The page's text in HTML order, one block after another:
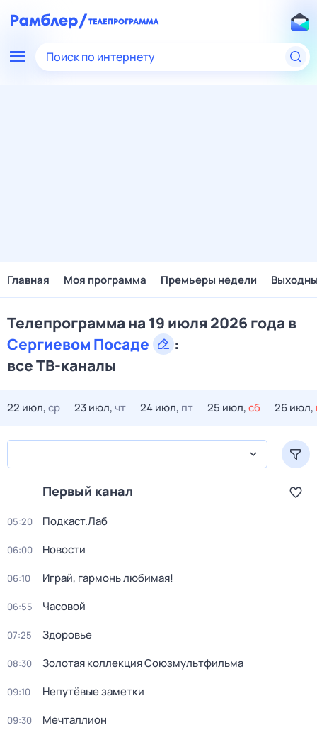
Поиск по интернету
Главная Моя программа Премьеры недели
Телепрограмма на 19 июля 2026 года в
Сергиевом Посаде
:
все ТВ-каналы
22 июл,ср 23 июл,чт 24 июл, пт 25 июл,сб 26 июл,
Первый канал
05:20 Подкаст.Лаб
06:00 Новости
06:10 Играй, гармонь любимая!
06:55 Часовой
07:25 Здоровье
08:30 Золотая коллекция Союзмультфильма
09:10 Непутёвые заметки
09:30 Мечталлион